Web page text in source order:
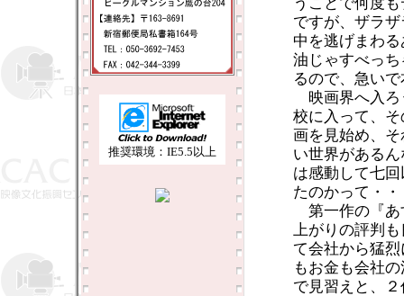
推奨環境：IE5.5以上
ですが、ザラ
中を逃げまわ
油じゃすべっ
るので、急い
映画界へ入ろ
校に入って、
画を見始め、
い世界がある
は感動して七
たのかって・
第一作の『あ
上がりの評判
て会社から猛
もお金も会社
で見習えと、